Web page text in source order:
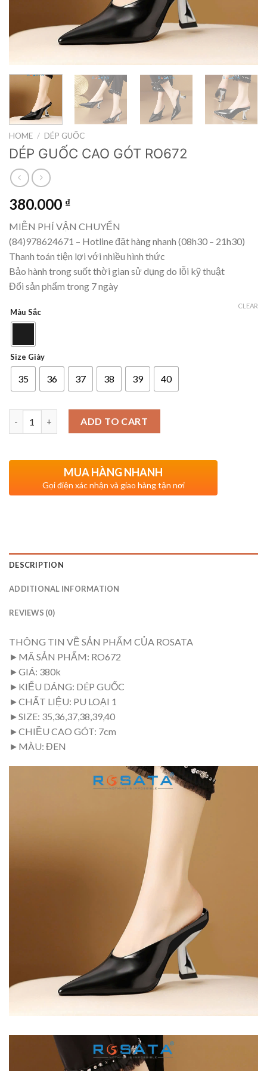
HOME / DÉP GUỐC
DÉP GUỐC CAO GÓT RO672
380.000 ₫
MIỄN PHÍ VẬN CHUYỂN
(84)978624671 – Hotline đặt hàng nhanh (08h30 – 21h30)
Thanh toán tiện lợi với nhiều hình thức
Bảo hành trong suốt thời gian sử dụng do lỗi kỹ thuật
Đổi sản phẩm trong 7 ngày
Màu Sắc
Size Giày
35 36 37 38 39 40
CLEAR
ADD TO CART
MUA HÀNG NHANH
Gọi điện xác nhận và giao hàng tận nơi
DESCRIPTION
ADDITIONAL INFORMATION
REVIEWS (0)
THÔNG TIN VỀ SẢN PHẨM CỦA ROSATA
►MÃ SẢN PHẨM: RO672
►GIÁ: 380k
►KIỂU DÁNG: DÉP GUỐC
►CHẤT LIỆU: PU LOẠI 1
►SIZE: 35,36,37,38,39,40
►CHIỀU CAO GÓT: 7cm
►MÀU: ĐEN